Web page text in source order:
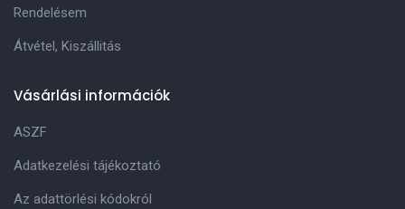
Rendelésem
Átvétel, Kiszállitás
Vásárlási információk
ASZF
Adatkezelési tájékoztató
Az adattörlési kódokról